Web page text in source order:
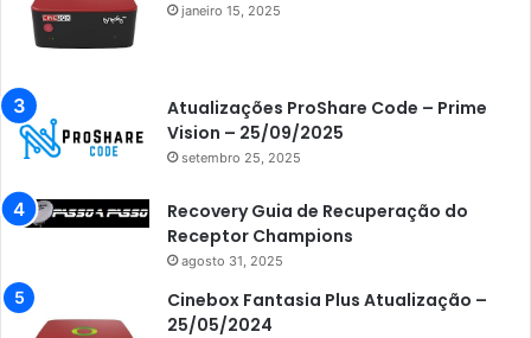
janeiro 15, 2025
Atualizações ProShare Code – Prime
Vision – 25/09/2025
setembro 25, 2025
Recovery Guia de Recuperação do
Receptor Champions
agosto 31, 2025
Cinebox Fantasia Plus Atualização –
25/05/2024